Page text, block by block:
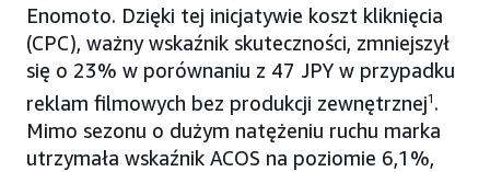
Enomoto. Dzięki tej inicjatywie koszt kliknięcia
(CPC), ważny wskaźnik skuteczności, zmniejszył
się o 23% w porównaniu z 47 JPY w przypadku
reklam filmowych bez produkcji zewnętrznej1 .
Mimo sezonu o dużym natężeniu ruchu marka
utrzymała wskaźnik ACOS na poziomie 6,1%,